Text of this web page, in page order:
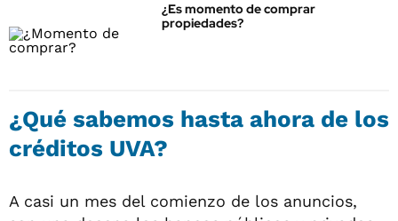
¿Es momento de comprar
propiedades?
¿Qué sabemos hasta ahora de los
créditos UVA?
A casi un mes del comienzo de los anuncios,